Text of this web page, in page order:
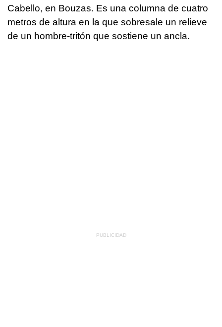
Cabello, en Bouzas. Es una columna de cuatro
metros de altura en la que sobresale un relieve
de un hombre-tritón que sostiene un ancla.